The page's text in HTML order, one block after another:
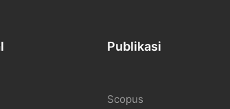
Publikasi
Scopus